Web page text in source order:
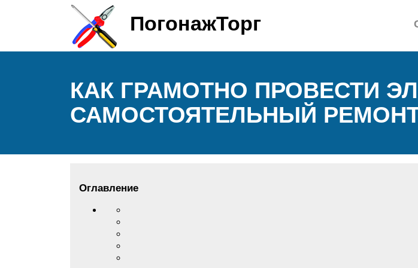
ПогонажТорг
КАК ГРАМОТНО ПРОВЕСТИ
САМОСТОЯТЕЛЬНЫЙ
Оглавление